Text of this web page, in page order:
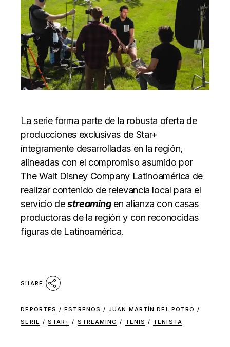
La serie forma parte de la robusta oferta de
producciones exclusivas de Star+
íntegramente desarrolladas en la región,
alineadas con el compromiso asumido por
The Walt Disney Company Latinoamérica de
realizar contenido de relevancia local para el
servicio destreamingen alianza con casas
productoras de la región y con reconocidas
figuras de Latinoamérica.
SHARE
DEPORTES / ESTRENOS / JUAN MARTÍN DEL POTRO /
SERIE / STAR+ / STREAMING / TENIS / TENISTA